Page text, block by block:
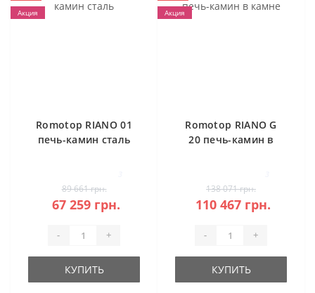
Акция
Romotop RIANO 01
печь-камин сталь
89 661 грн.
67 259 грн.
- +
КУПИТЬ
Акция
Romotop RIANO G
20 печь-камин в
138 071 грн.
110 467 грн.
- +
КУПИТЬ